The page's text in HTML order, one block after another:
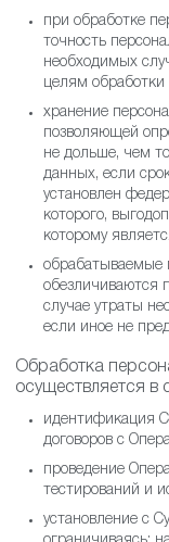
при обработке
точность
необходимых
целям
хранение
позволяющей
не дольше, чем
данных, если
установлен
которого,
которому
обрабатываемые
обезличиваются
случае утраты
если иное не
Обработка
осуществляется в
идентификация
договоров с
проведение
тестирований и
установление с